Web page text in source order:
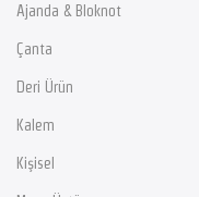
Ajanda & Bloknot
Çanta
Deri Ürün
Kalem
Kişisel